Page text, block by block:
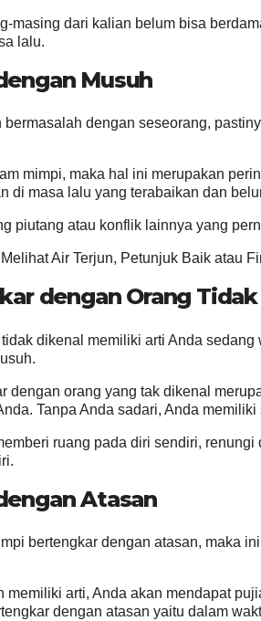
masing dari kalian belum bisa
lalu.
Musuh
dengan seseorang,
mimpi, maka hal ini merupakan
di masa lalu yang terabaikan dan
piutang atau konflik lainnya yang
Air Terjun, Petunjuk Baik atau
dengan Orang
dikenal memiliki arti Anda
dengan orang yang tak dikenal
Tanpa Anda sadari, Anda
ruang pada diri sendiri,
Atasan
bertengkar dengan atasan, maka
memiliki arti, Anda akan mendapat
dengan atasan yaitu dalam